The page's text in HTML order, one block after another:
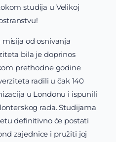
studija u Velikoj
od osnivanja
bila je doprinos
prethodne godine
radili u čak 140
u Londonu i ispunili
rada. Studijama
definitivno će postati
zajednice i pružiti joj